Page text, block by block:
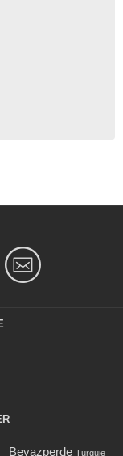
Beyazperde Turquie